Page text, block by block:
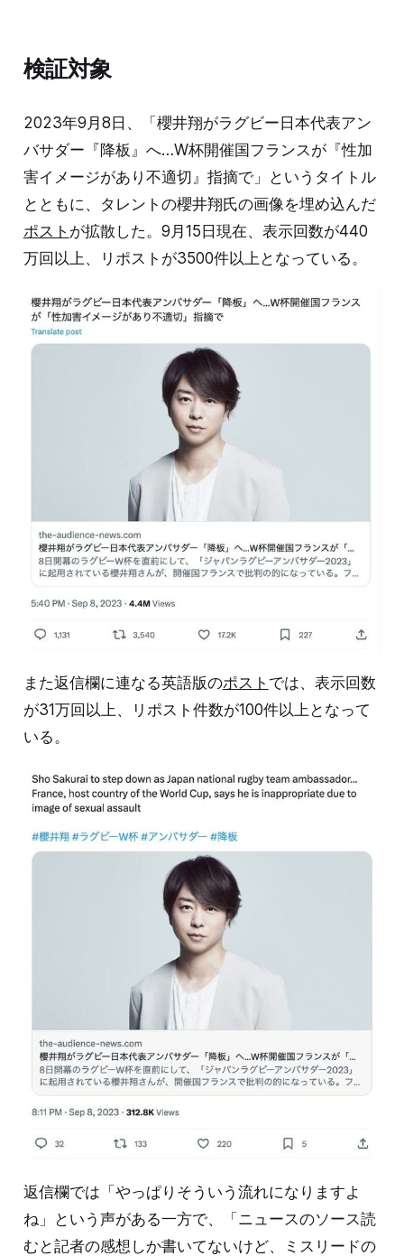
検証対象
2023年9月8日、「櫻井翔がラグビー日本代表アン
バサダー『降板』へ…W杯開催国フランスが『性加
害イメージがあり不適切』指摘で」というタイトル
とともに、タレントの櫻井翔氏の画像を埋め込んだ
ポスト が拡散した。9月15日現在、表示回数が440
万回以上、リポストが3500件以上となっている。
また返信欄に連なる英語版のポスト では、表示回数
が31万回以上、リポスト件数が100件以上となって
いる。
返信欄では「やっぱりそういう流れになりますよ
ね」という声がある一方で、「ニュースのソース読
むと記者の感想しか書いてないけど、ミスリードの